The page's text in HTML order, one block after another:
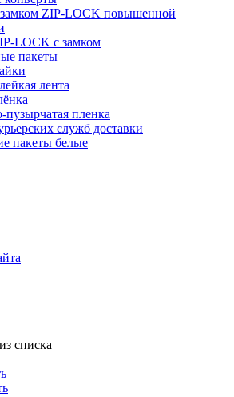
ZIP-LOCK повышенной
LOCK с замком
пакеты
лента
пленка
служб доставки
пакеты белые
списка